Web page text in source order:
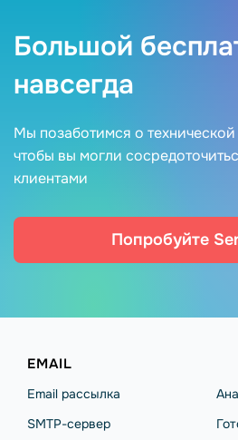
Большой
навсегда
Мы позаботимся о
чтобы вы могли
клиентами
Попробуйте
EMAIL
Email рассылка
SMTP-сервер